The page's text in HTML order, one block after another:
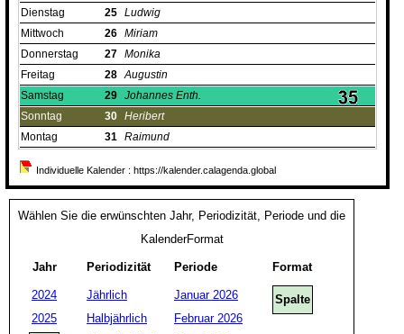
Dienstag
25 Ludwig
Mittwoch
26 Miriam
Donnerstag
27 Monika
Freitag
28 Augustin
Samstag
29 Johannes Enth.
Sonntag
30 Heribert
Montag
31 Raimund
Individuelle Kalender : https://kalender.calagenda.global
Wählen Sie die erwünschten Jahr, Periodizität, Periode und die
KalenderFormat
Jahr
2024
2025
Periodizität
Jährlich
Halbjährlich
Periode
Januar 2026
Februar 2026
Format
Spalte